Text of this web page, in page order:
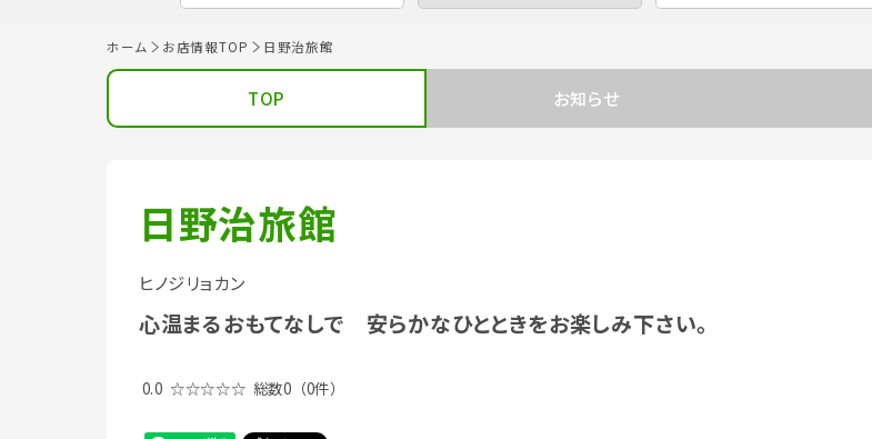
ホーム お店情報TOP 日野治旅館
TOP お知らせ
日野治旅館
ヒノジリョカン
心温まるおもてなしで 安らかなひとときをお楽しみ下さい。
0.0 ☆☆☆☆☆ 総数0 （0件）